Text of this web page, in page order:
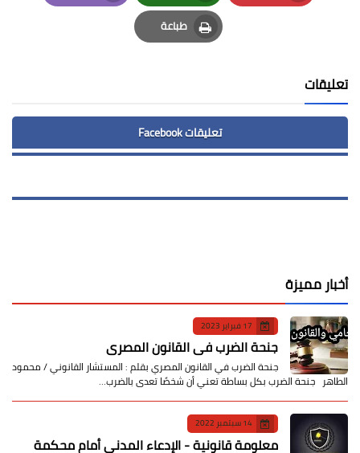
Pinterest
Whatsapp
Email
طباعة
Print
تعليقات
تعليقات Facebook
أخبار مميزة
17 فبراير 2023
جنحة الضرب في القانون المصري
جنحة الضرب في القانون المصري بقلم : المستشار القانوني / محمود
الطاهر جنحة الضرب بكل بساطة تعني أن شخصًا تعدى بالضرب…
14 سبتمبر 2022
معلومة قانونية - الإدعاء المدني أمام محكمة